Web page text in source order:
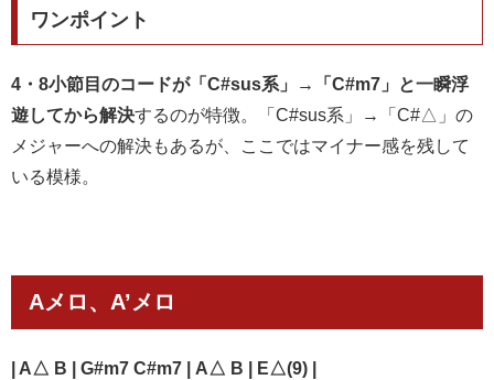
ワンポイント
4・8小節目のコードが「C#sus系」→「C#m7」と一瞬浮
遊してから解決するのが特徴。「C#sus系」→「C#△」の
メジャーへの解決もあるが、ここではマイナー感を残して
いる模様。
Aメロ、A’メロ
| A△ B | G#m7 C#m7 | A△ B | E△(9)